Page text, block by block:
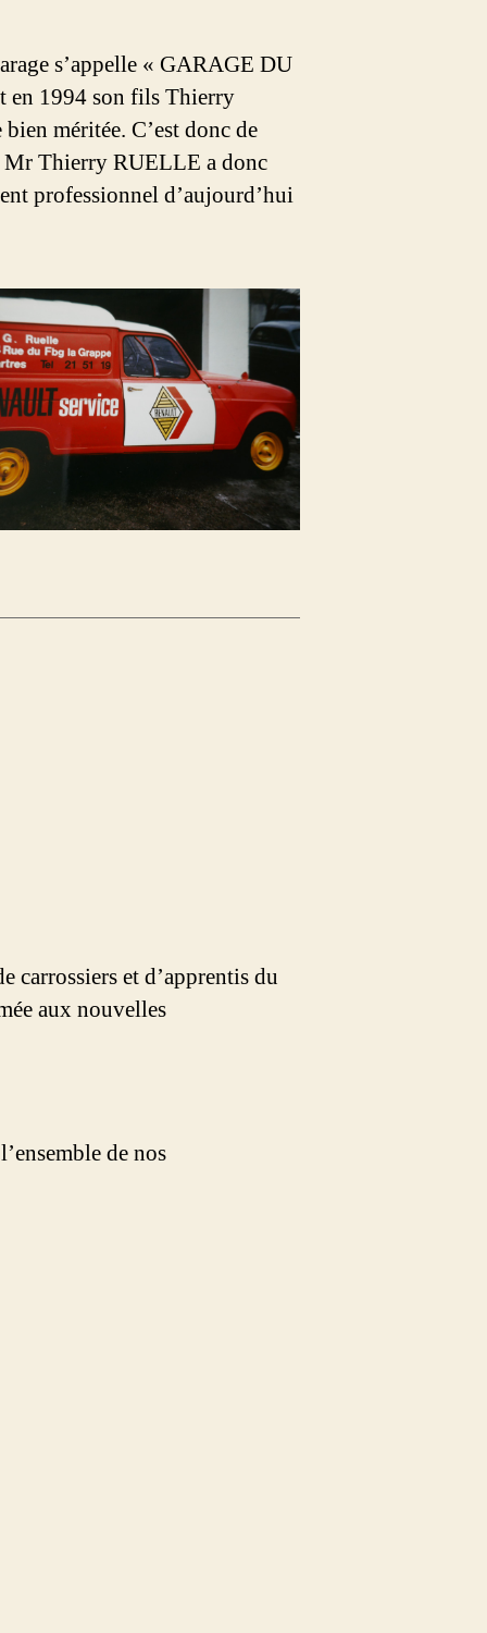
s’appelle « GARAGE DU
en 1994 son fils Thierry
méritée. C’est donc de
Mr Thierry RUELLE a donc
professionnel d’aujourd’hui
carrossiers et d’apprentis du
aux nouvelles
de nos